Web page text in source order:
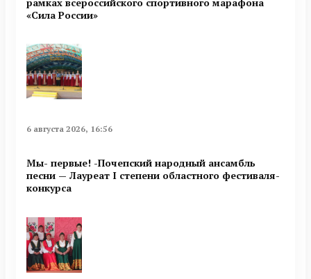
«Сила России»
6 августа 2026, 16:56
Мы- первые! -Почепский народный ансамбль
песни — Лауреат I степени областного фестиваля-
конкурса